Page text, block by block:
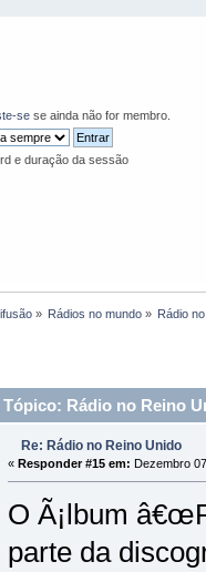
se se ainda não for membro.
e duração da sessão
» Rádios no mundo» Rádio
Tópico: Rádio no Reino
Re: Rádio no Reino Unido
« Responder #15 em: Dezembro
O Ã¡lbum
parte da